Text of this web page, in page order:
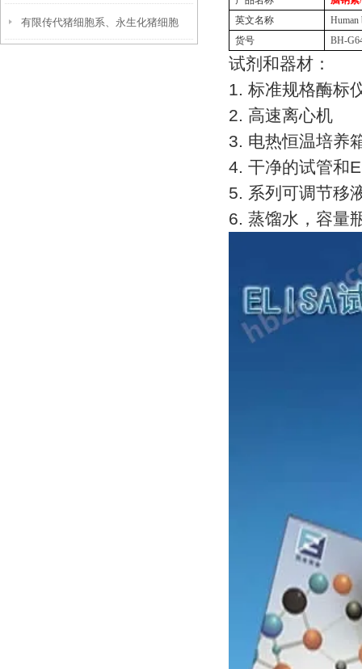
有限传代猪细胞系、永生化猪细胞
英文名称
Human
货号
BH-
试剂和器材：
1. 标准规格酶标
2. 高速离心机
3. 电热恒温培养
4. 干净的试管和
5. 系列可调节移
6. 蒸馏水，容量